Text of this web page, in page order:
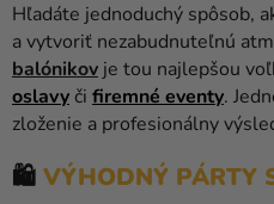
Hľadáte jednoduchý spôsob,
a vytvoriť nezabudnuteľnú
balónikovje tou najlepšou
oslavy či firemné eventy.
zloženie a profesionálny
🛍 VÝHODNÝ PÁRTY